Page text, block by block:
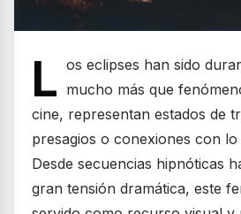
L os eclipses han sido
mucho más que
cine, representan estados de
presagios o conexiones con lo
Desde secuencias hipnóticas
gran tensión dramática, este